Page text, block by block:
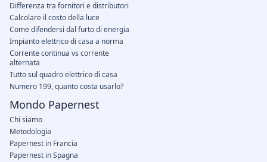
Differenza tra fornitori e distributori
Calcolare il costo della luce
Come difendersi dal furto di energia
Impianto elettrico di casa a norma
Corrente continua vs corrente
alternata
Tutto sul quadro elettrico di casa
Numero 199, quanto costa usarlo?
Mondo Papernest
Chi siamo
Metodologia
Papernest in Francia
Papernest in Spagna